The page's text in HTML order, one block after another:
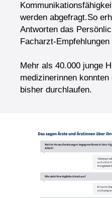
werden abgefragt.So
Antworten das
Facharzt-Empfehlungen
Mehr als 40.000 junge
medizinerinnen
bisher durchlaufen.